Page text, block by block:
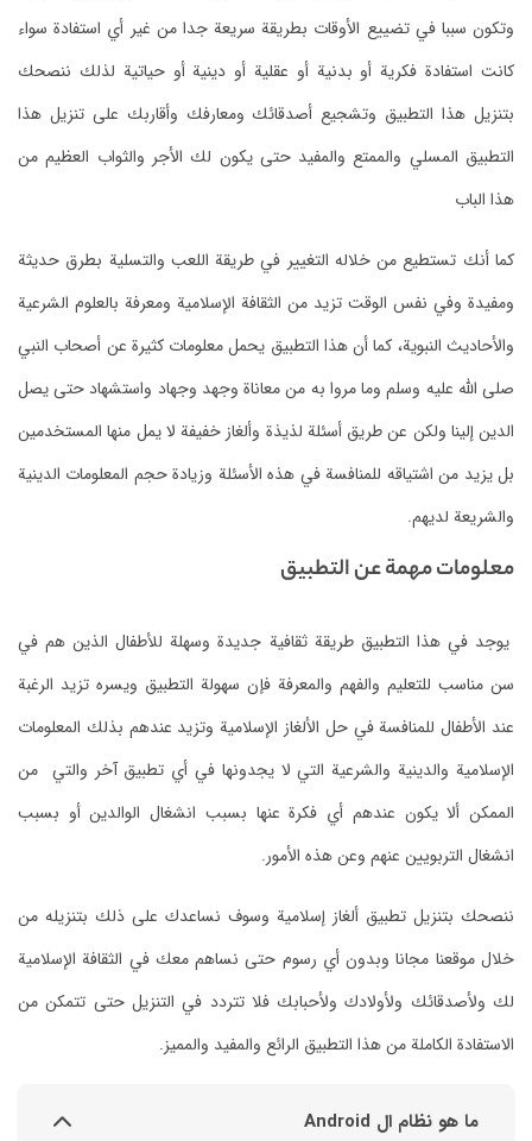
وتكون سببا في تضييع الأوقات بطريقة سريعة جدا من غير أي استفادة سواء
كانت استفادة فكرية أو بدنية أو عقلية أو دينية أو حياتية لذلك ننصحك
بتنزيل هذا التطبيق وتشجيع أصدقائك ومعارفك وأقاربك على تنزيل هذا
التطبيق المسلي والممتع والمفيد حتى يكون لك الأجر والثواب العظيم من
هذا الباب
كما أنك تستطيع من خلاله التغيير في طريقة اللعب والتسلية بطرق حديثة
ومفيدة وفي نفس الوقت تزيد من الثقافة الإسلامية ومعرفة بالعلوم الشرعية
والأحاديث النبوية، كما أن هذا التطبيق يحمل معلومات كثيرة عن أصحاب النبي
صلى الله عليه وسلم وما مروا به من معاناة وجهد وجهاد واستشهاد حتى يصل
الدين إلينا ولكن عن طريق أسئلة لذيذة وألغاز خفيفة لا يمل منها المستخدمين
بل يزيد من اشتياقه للمنافسة في هذه الأسئلة وزيادة حجم المعلومات الدينية
والشريعة لديهم.
معلومات مهمة عن التطبيق
يوجد في هذا التطبيق طريقة ثقافية جديدة وسهلة للأطفال الذين هم في
سن مناسب للتعليم والفهم والمعرفة فإن سهولة التطبيق ويسره تزيد الرغبة
عند الأطفال للمنافسة في حل الألغاز الإسلامية وتزيد عندهم بذلك المعلومات
الإسلامية والدينية والشرعية التي لا يجدونها في أي تطبيق آخر والتي من
الممكن ألا يكون عندهم أي فكرة عنها بسبب انشغال الوالدين أو بسبب
انشغال التربويين عنهم وعن هذه الأمور.
ننصحك بتنزيل تطبيق ألغاز إسلامية وسوف نساعدك على ذلك بتنزيله من
خلال موقعنا مجانا وبدون أي رسوم حتى نساهم معك في الثقافة الإسلامية
لك ولأصدقائك ولأولادك ولأحبابك فلا تتردد في التنزيل حتى تتمكن من
الاستفادة الكاملة من هذا التطبيق الرائع والمفيد والمميز.
ما هو نظام ال Android